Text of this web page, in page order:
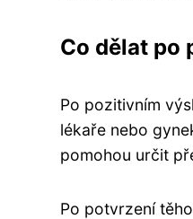
Co dělat po
Po pozitivním
lékaře nebo
pomohou určit
Po potvrzení